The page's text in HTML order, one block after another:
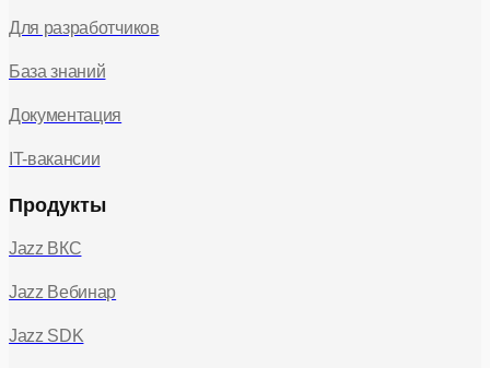
Для разработчиков
База знаний
Документация
IT-вакансии
Продукты
Jazz ВКС
Jazz Вебинар
Jazz SDK